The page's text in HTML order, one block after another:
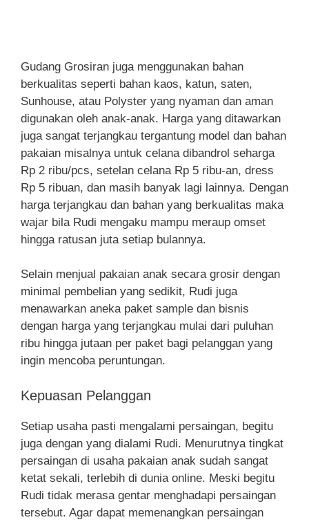
Gudang Grosiran juga menggunakan bahan
berkualitas seperti bahan kaos, katun, saten,
Sunhouse, atau Polyster yang nyaman dan aman
digunakan oleh anak-anak. Harga yang ditawarkan
juga sangat terjangkau tergantung model dan bahan
pakaian misalnya untuk celana dibandrol seharga
Rp 2 ribu/pcs, setelan celana Rp 5 ribu-an, dress
Rp 5 ribuan, dan masih banyak lagi lainnya. Dengan
harga terjangkau dan bahan yang berkualitas maka
wajar bila Rudi mengaku mampu meraup omset
hingga ratusan juta setiap bulannya.
Selain menjual pakaian anak secara grosir dengan
minimal pembelian yang sedikit, Rudi juga
menawarkan aneka paket sample dan bisnis
dengan harga yang terjangkau mulai dari puluhan
ribu hingga jutaan per paket bagi pelanggan yang
ingin mencoba peruntungan.
Kepuasan Pelanggan
Setiap usaha pasti mengalami persaingan, begitu
juga dengan yang dialami Rudi. Menurutnya tingkat
persaingan di usaha pakaian anak sudah sangat
ketat sekali, terlebih di dunia online. Meski begitu
Rudi tidak merasa gentar menghadapi persaingan
tersebut. Agar dapat memenangkan persaingan